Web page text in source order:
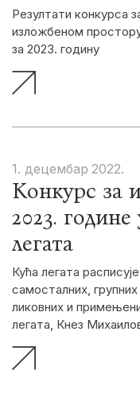
Резултати конкурса
изложбеном
за 2023. годину
1. децембар 2022.
Конкурс за
2023.
легата
Кућа легата
самосталних,
ликовних и
легата, Кнез